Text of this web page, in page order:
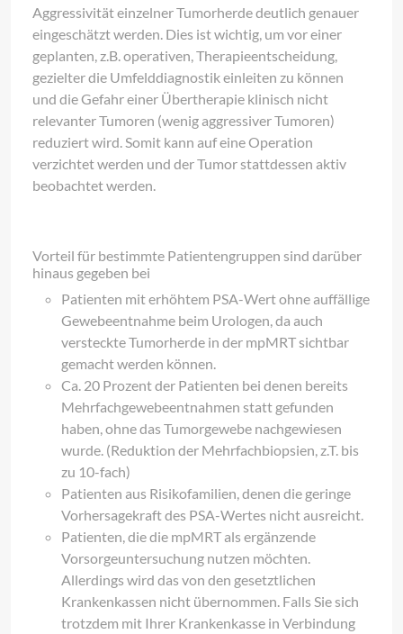
Aggressivität einzelner Tumorherde deutlich genauer
eingeschätzt werden. Dies ist wichtig, um vor einer
geplanten, z.B. operativen, Therapieentscheidung,
gezielter die Umfelddiagnostik einleiten zu können
und die Gefahr einer Übertherapie klinisch nicht
relevanter Tumoren (wenig aggressiver Tumoren)
reduziert wird. Somit kann auf eine Operation
verzichtet werden und der Tumor stattdessen aktiv
beobachtet werden.
Vorteil für bestimmte Patientengruppen sind darüber
hinaus gegeben bei
Patienten mit erhöhtem PSA-Wert ohne auffällige
Gewebeentnahme beim Urologen, da auch
versteckte Tumorherde in der mpMRT sichtbar
gemacht werden können.
Ca. 20 Prozent der Patienten bei denen bereits
Mehrfachgewebeentnahmen statt gefunden
haben, ohne das Tumorgewebe nachgewiesen
wurde. (Reduktion der Mehrfachbiopsien, z.T. bis
zu 10-fach)
Patienten aus Risikofamilien, denen die geringe
Vorhersagekraft des PSA-Wertes nicht ausreicht.
Patienten, die die mpMRT als ergänzende
Vorsorgeuntersuchung nutzen möchten.
Allerdings wird das von den gesetztlichen
Krankenkassen nicht übernommen. Falls Sie sich
trotzdem mit Ihrer Krankenkasse in Verbindung